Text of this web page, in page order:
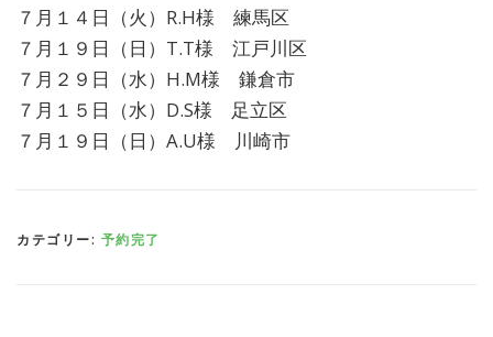
７月１４日（火）R.H様 練馬区
７月１９日（日）T.T様 江戸川区
７月２９日（水）H.M様 鎌倉市
７月１５日（水）D.S様 足立区
７月１９日（日）A.U様 川崎市
カテゴリー: 予約完了